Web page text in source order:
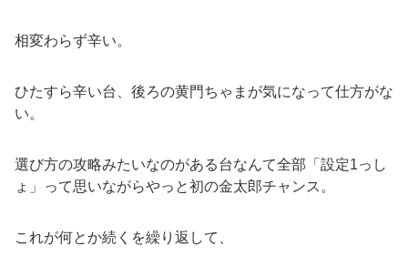
相変わらず辛い。
ひたすら辛い台、後ろの黄門ちゃまが気になって仕方がな
い。
選び方の攻略みたいなのがある台なんて全部「設定1っし
ょ」って思いながらやっと初の金太郎チャンス。
これが何とか続くを繰り返して、